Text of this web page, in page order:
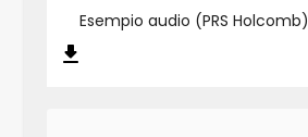
Esempio audio (PRS Holcomb)